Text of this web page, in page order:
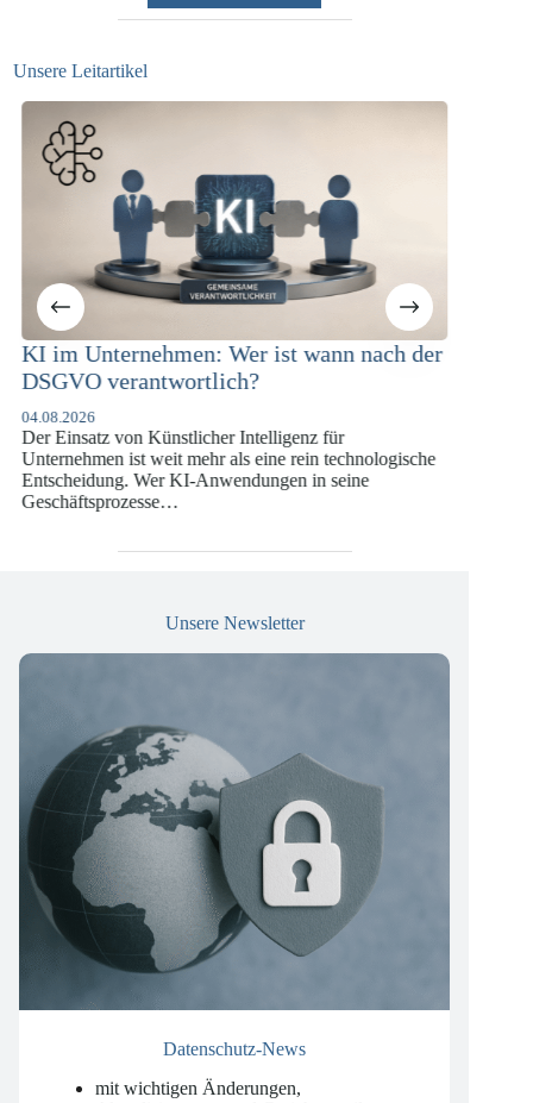
Unsere Leitartikel
wann nach der
für
rein technologische
in seine
KI-Compliance in der
Versicherungswirtschaft mit
07.07.2026
Die europäische Digitalregulierung hat in den
vergangenen Jahren eine enorme
Unsere Newsletter
Datenschutz-News